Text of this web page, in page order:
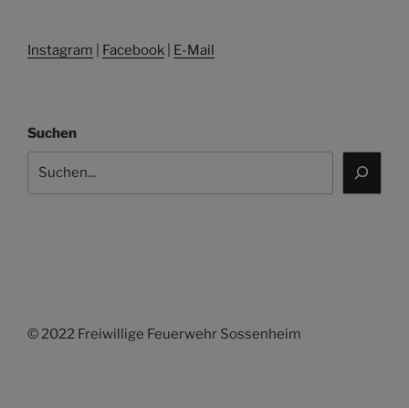
Instagram Facebook E-Mail
Suchen
© 2022 Freiwillige Feuerwehr Sossenheim